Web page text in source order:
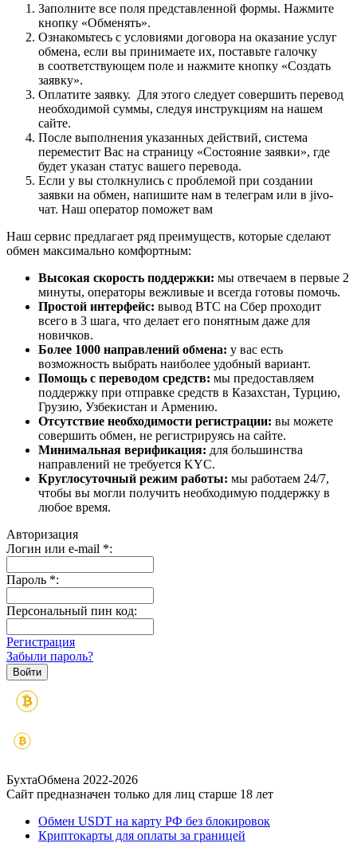
Заполните все поля представленной формы. Нажмите
кнопку «Обменять».
Ознакомьтесь с условиями договора на оказание услуг
обмена, если вы принимаете их, поставьте галочку
в соответствующем поле и нажмите кнопку «Создать
заявку».
Оплатите заявку. Для этого следует совершить перевод
необходимой суммы, следуя инструкциям на нашем
сайте.
После выполнения указанных действий, система
переместит Вас на страницу «Состояние заявки», где
будет указан статус вашего перевода.
Если у вы столкнулись с проблемой при создании
заявки на обмен, напишите нам в телеграм или в jivo-
чат. Наш оператор поможет вам
Наш сервис предлагает ряд преимуществ, которые сделают
обмен максимально комфортным:
Высокая скорость поддержки: мы отвечаем в первые 2
минуты, операторы вежливые и всегда готовы помочь.
Простой интерфейс: вывод BTC на Сбер проходит
всего в 3 шага, что делает его понятным даже для
новичков.
Более 1000 направлений обмена: у вас есть
возможность выбрать наиболее удобный вариант.
Помощь с переводом средств: мы предоставляем
поддержку при отправке средств в Казахстан, Турцию,
Грузию, Узбекистан и Армению.
Отсутствие необходимости регистрации: вы можете
совершить обмен, не регистрируясь на сайте.
Минимальная верификация: для большинства
направлений не требуется KYC.
Круглосуточный режим работы: мы работаем 24/7,
чтобы вы могли получить необходимую поддержку в
любое время.
Авторизация
Логин или e-mail *:
Пароль *:
Персональный пин код:
Регистрация
Забыли пароль?
БухтаОбмена 2022-2026
Сайт предназначен только для лиц старше 18 лет
Обмен USDT на карту РФ без блокировок
Криптокарты для оплаты за границей